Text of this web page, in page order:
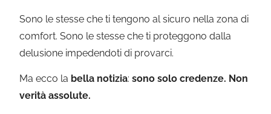
Sono le stesse che ti tengono al sicuro nella zona di
comfort. Sono le stesse che ti proteggono dalla
delusione impedendoti di provarci.
Ma ecco la bella notizia:sono solo credenze. Non
verità assolute.